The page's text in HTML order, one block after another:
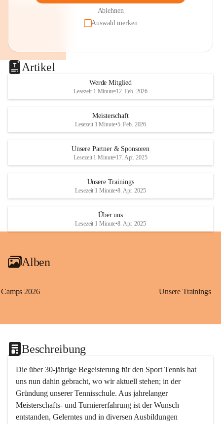
Ablehnen
Auswahl merken
Artikel
Werde Mitglied
Lesezeit 1 Minute•12. Feb. 2026
Meisterschaft
Lesezeit 1 Minute•5. Feb. 2026
Unsere Partner & Sponsoren
Lesezeit 1 Minute•17. Apr. 2025
Unsere Trainings
Lesezeit 1 Minute•8. Apr. 2025
Über uns
Lesezeit 1 Minute•8. Apr. 2025
Alben
Camps 2026 Unsere Trainings
Beschreibung
Die über 30-jährige Begeisterung für den Sport Tennis hat
uns nun dahin gebracht, wo wir aktuell stehen; in der
Gründung unserer Tennisschule. Aus jahrelanger
Meisterschafts- und Turniererfahrung ist der Wunsch
entstanden, Gelerntes und in diversen Ausbildungen